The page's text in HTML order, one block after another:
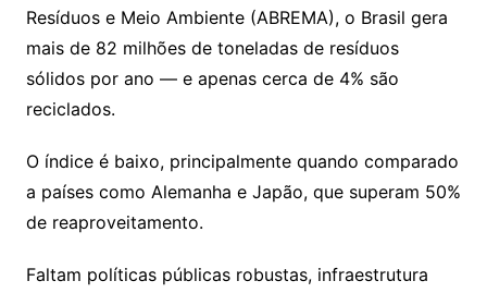
Resíduos e Meio Ambiente (ABREMA), o Brasil gera
mais de 82 milhões de toneladas de resíduos
sólidos por ano — e apenas cerca de 4% são
reciclados.
O índice é baixo, principalmente quando comparado
a países como Alemanha e Japão, que superam 50%
de reaproveitamento.
Faltam políticas públicas robustas, infraestrutura